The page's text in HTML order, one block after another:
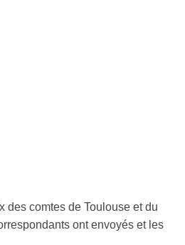
des comtes de Toulouse et du
ont envoyés et les